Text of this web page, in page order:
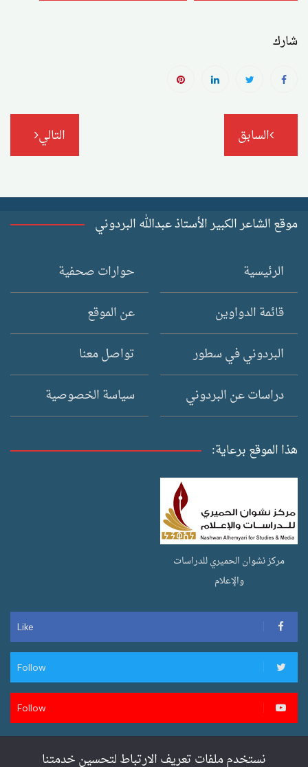
شارك
تصفّح
المقالات
السابق التالي
موقع الشاعر الكبير الأستاذ عبدالله البردوني
الرئيسية
قائمة الدواوين
البردوني في سطور
دراسات عن البردوني
حوارات صحفية
عن الموقع
تواصل معنا
سياسة الخصوصية
هذا الموقع برعاية:
مركز نشوان الحميري للدراسات
والإعلام
Like
Follow
Follow
نستخدم ملفات تعريف الارتباط لتحسين خدمتنا